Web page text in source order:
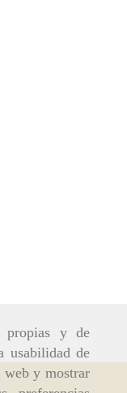
propias y de
usabilidad de
web y mostrar